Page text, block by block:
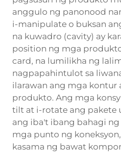
anggulo ng panonood
i-manipulate o buksan
na kuwadro (cavity) ay
position ng mga
card, na lumilikha ng
nagpapahintulot sa
ilarawan ang mga kontur
produkto. Ang mga
tilt at i-rotate ang pakete
ang iba't ibang bahagi
mga punto ng
kasama ng bawat